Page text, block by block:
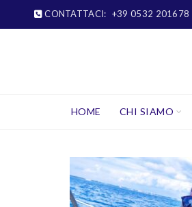
CONTATTACI: +39 0532 201678
HOME CHI SIAMO